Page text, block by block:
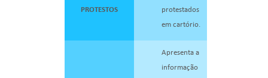
PROTESTOS
protestados
em cartório.
Apresenta a
informação